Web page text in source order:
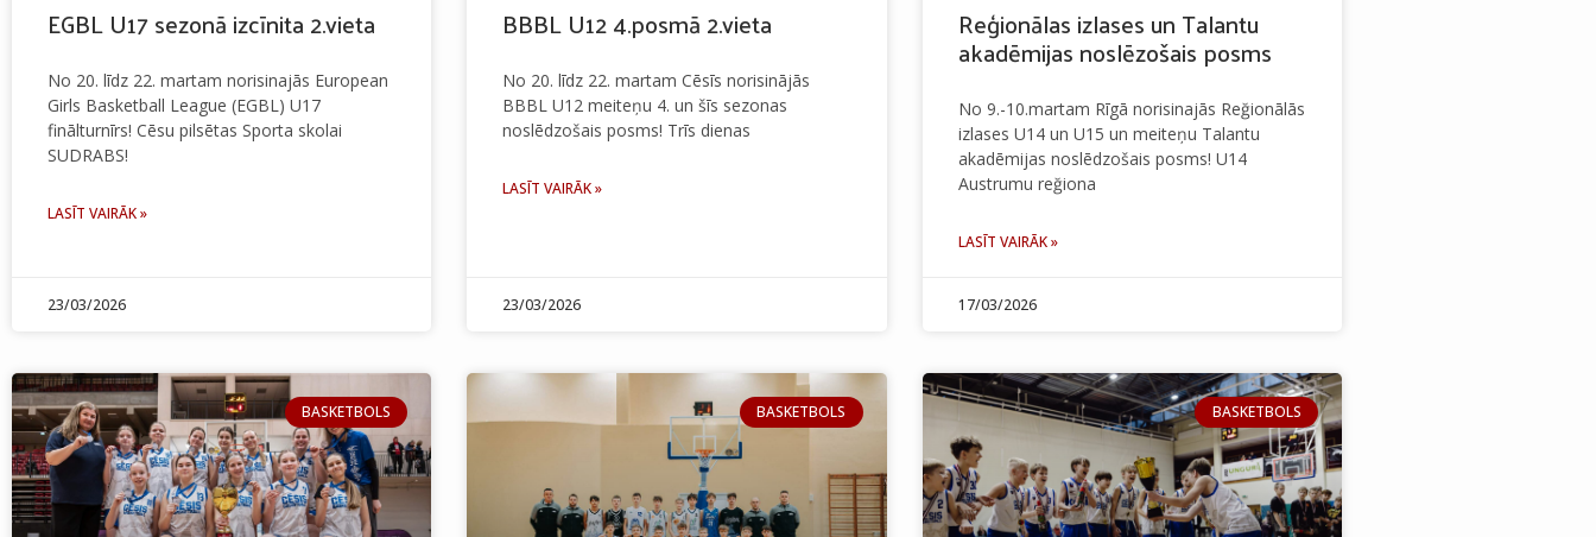
EGBL U17 sezonā izcīnita 2.vieta
No 20. līdz 22. martam norisinajās European
Girls Basketball League (EGBL) U17
finālturnīrs! Cēsu pilsētas Sporta skolai
SUDRABS!
LASĪT VAIRĀK »
23/03/2026
BBBL U12 4.posmā 2.vieta
No 20. līdz 22. martam Cēsīs norisinājās
BBBL U12 meiteņu 4. un šīs sezonas
noslēdzošais posms! Trīs dienas
LASĪT VAIRĀK »
23/03/2026
Reģionālas izlases un Talantu
akadēmijas noslēzošais posms
No 9.-10.martam Rīgā norisinajās Reğionālās
izlases U14 un U15 un meiteņu Talantu
akadēmijas noslēdzošais posms! U14
Austrumu reğiona
LASĪT VAIRĀK »
17/03/2026
BASKETBOLS BASKETBOLS BASKETBOLS